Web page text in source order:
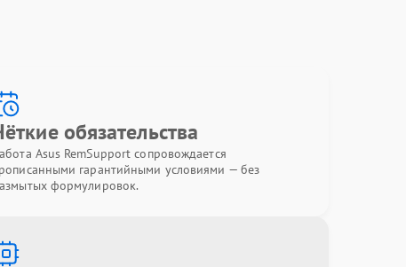
обязательства
Asus RemSupport сопровождается
гарантийными условиями — без
формулировок.